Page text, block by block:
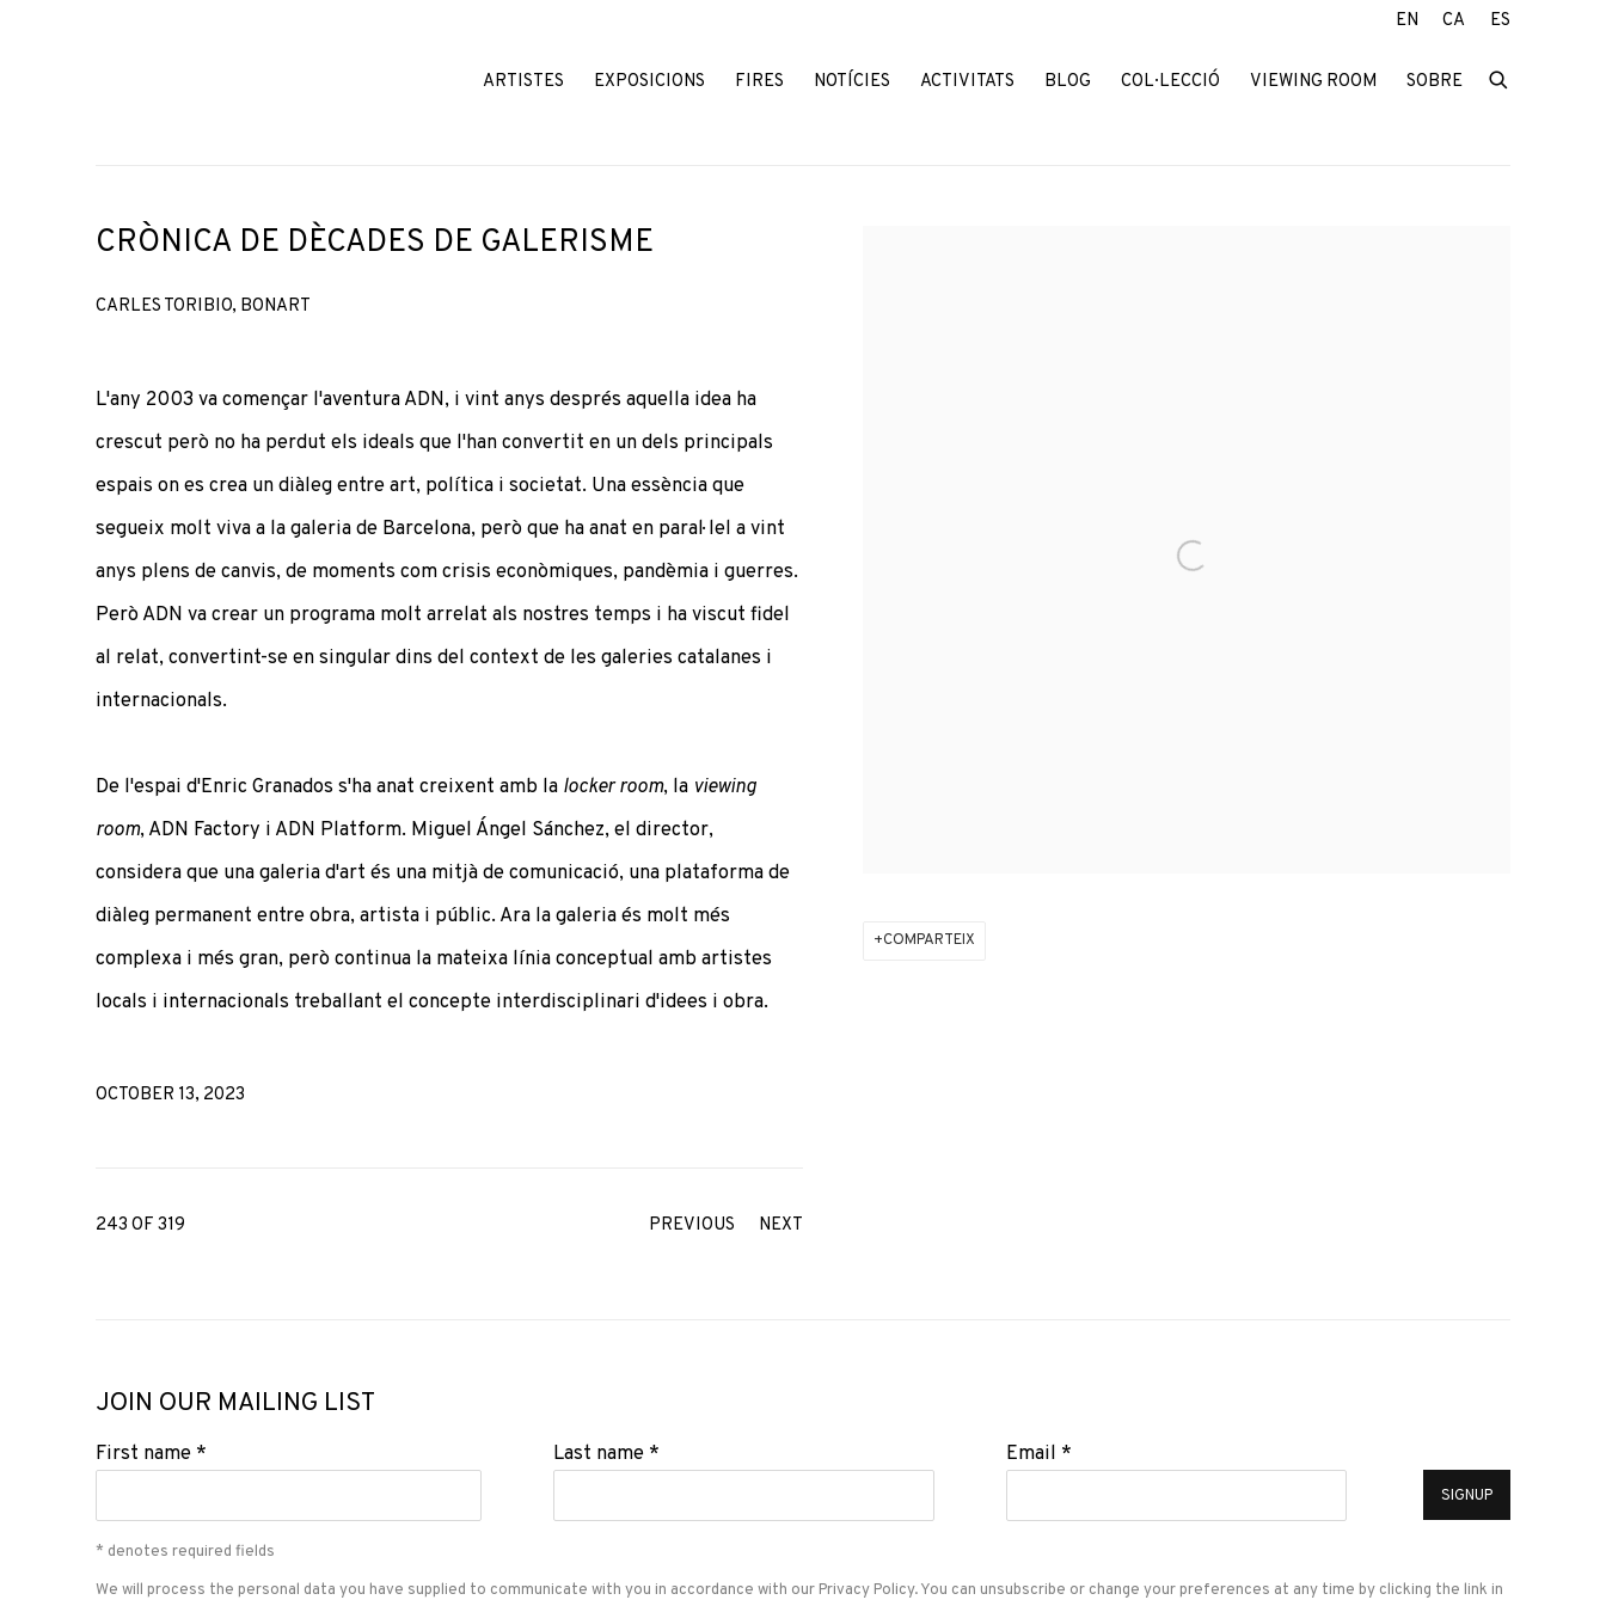
ARTISTES EXPOSICIONS FIRES NOTÍCIES ACTIVITATS BLOG COL·LECCIÓ VIEWING ROOM SOBRE
EN CA ES
CRÒNICA DE DÈCADES DE GALERISME
CARLES TORIBIO, BONART
COMPARTEIX
L'any 2003 va començar l'aventura ADN, i vint anys després aquella idea ha
crescut però no ha perdut els ideals que l'han convertit en un dels principals
espais on es crea un diàleg entre art, política i societat. Una essència que
segueix molt viva a la galeria de Barcelona, però que ha anat en paral· lel a vint
anys plens de canvis, de moments com crisis econòmiques, pandèmia i guerres.
Però ADN va crear un programa molt arrelat als nostres temps i ha viscut fidel
al relat, convertint-se en singular dins del context de les galeries catalanes i
internacionals.
De l'espai d'Enric Granados s'ha anat creixent amb la locker room, la viewing
room, ADN Factory i ADN Platform. Miguel Ángel Sánchez, el director,
considera que una galeria d'art és una mitjà de comunicació, una plataforma de
diàleg permanent entre obra, artista i públic. Ara la galeria és molt més
complexa i més gran, però continua la mateixa línia conceptual amb artistes
locals i internacionals treballant el concepte interdisciplinari d'idees i obra.
OCTOBER 13, 2023
PREVIOUS NEXT
243 OF 319
JOIN OUR MAILING LIST
First name * Last name * Email *
SIGNUP
* denotes required fields
We will process the personal data you have supplied to communicate with you in accordance with our Privacy Policy. You can unsubscribe or change your preferences at any time by clicking the link in